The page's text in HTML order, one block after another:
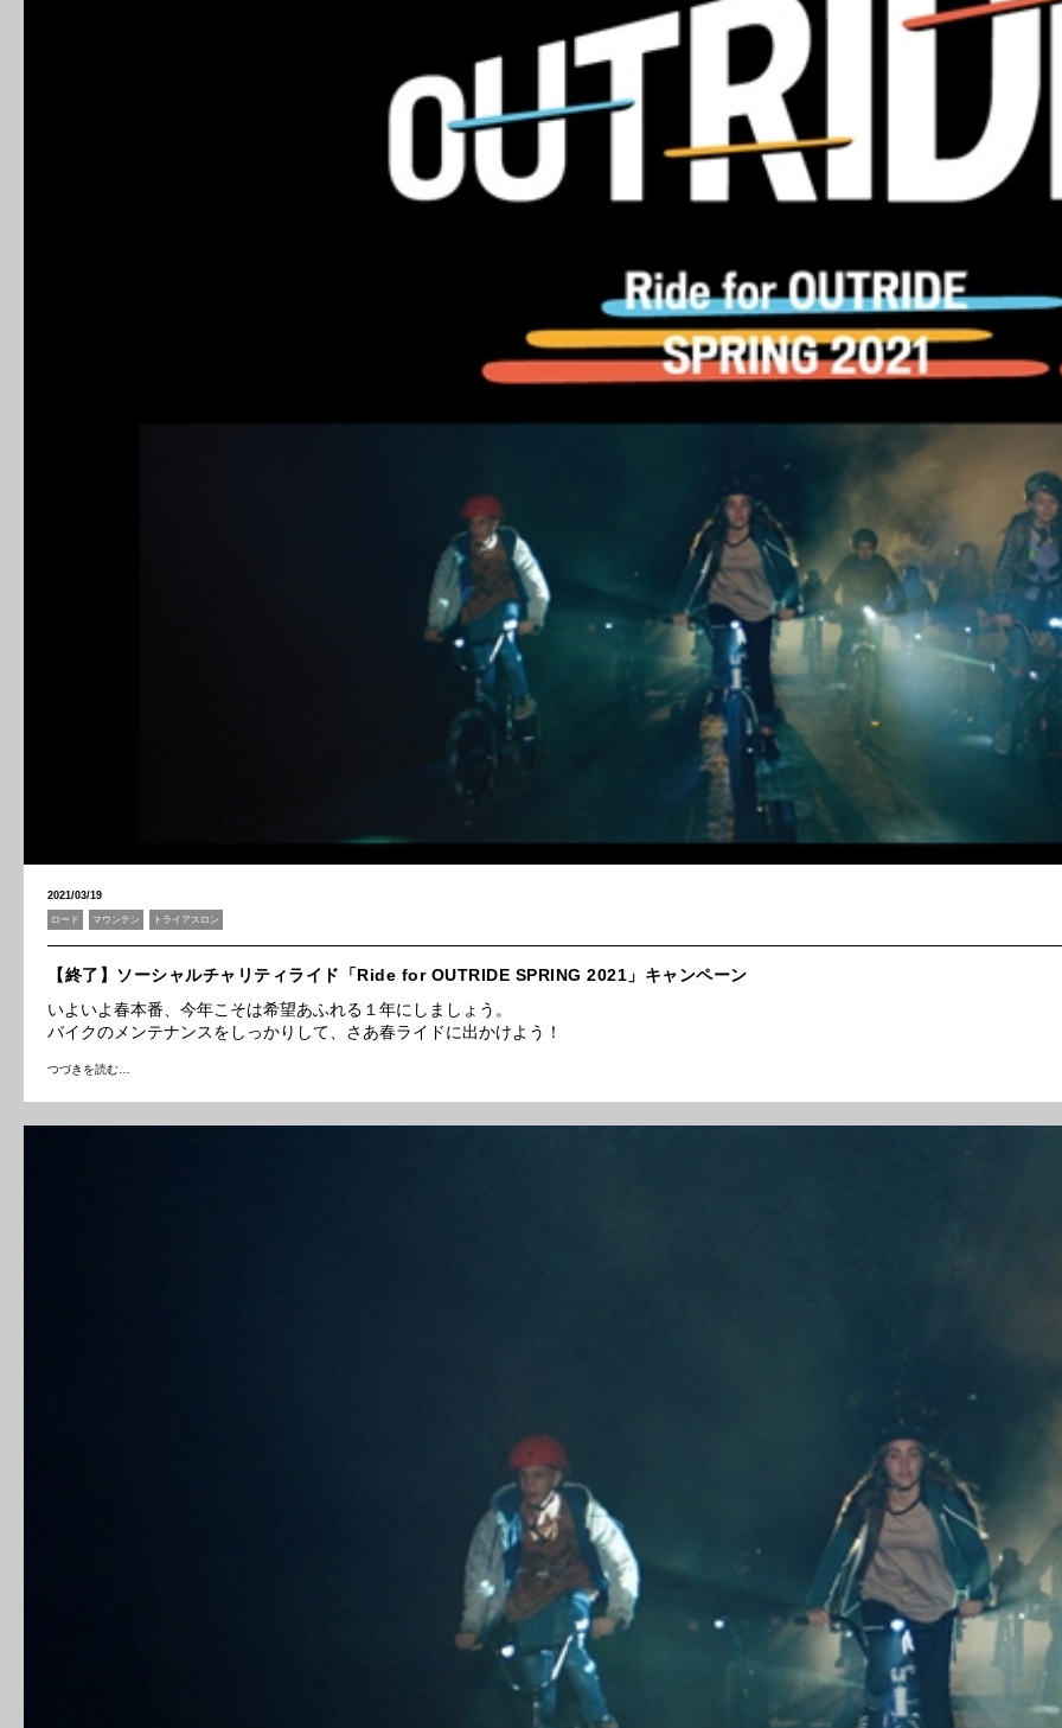
2021/03/19
ロード マウンテン トライアスロン
【終了】ソーシャルチャリティライド「Ride for OUTRIDE SPRING 2021」キャンペーン
いよいよ春本番、今年こそは希望あふれる１年にしましょう。
バイクのメンテナンスをしっかりして、さあ春ライドに出かけよう！
つづきを読む…